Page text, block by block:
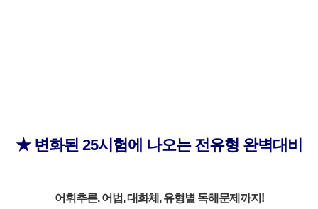
★ 변화된 25시험에 나오는 전유형 완벽대비
어휘추론, 어법, 대화체, 유형별 독해문제까지!